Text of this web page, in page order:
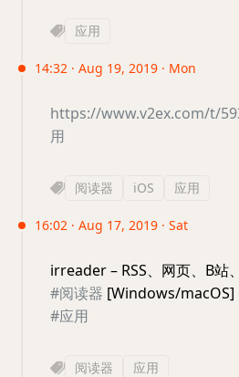
应用
14:32 · Aug 19, 2019 · Mon
https://www.v2ex.com/t/
用
阅读器 iOS 应用
16:02 · Aug 17, 2019 · Sat
irreader – RSS、网页、B站
#阅读器 [Windows/macOS]
#应用
阅读器 应用